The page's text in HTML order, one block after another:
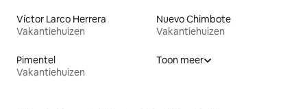
Víctor Larco Herrera
Vakantiehuizen
Nuevo Chimbote
Vakantiehuizen
Pimentel
Vakantiehuizen
Toon meer